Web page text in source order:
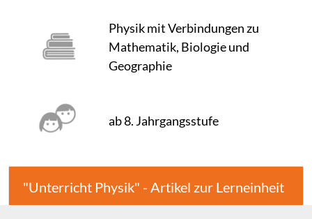
Physik mit Verbindungen zu
Mathematik, Biologie und
Geographie
ab 8. Jahrgangsstufe
"Unterricht Physik" - Artikel zur Lerneinheit